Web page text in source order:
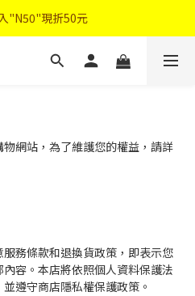
"N50"現折50元
"N50"現折50元
"N50"現折50元
網站，為了維護您的權益，請詳
務條款和退換貨政策，即表示您
容。本店將依照個人資料保護法
遵守商店隱私權保護政策。